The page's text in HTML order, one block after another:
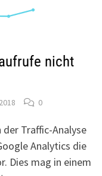
nicht
0
Traffic-Analyse
Analytics die
Dies mag in einem